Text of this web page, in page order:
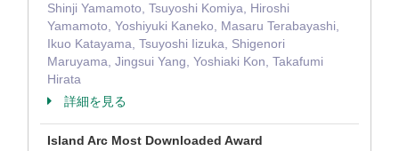
Shinji Yamamoto, Tsuyoshi Komiya, Hiroshi
Yamamoto, Yoshiyuki Kaneko, Masaru Terabayashi,
Ikuo Katayama, Tsuyoshi Iizuka, Shigenori
Maruyama, Jingsui Yang, Yoshiaki Kon, Takafumi
Hirata
詳細を見る
Island Arc Most Downloaded Award